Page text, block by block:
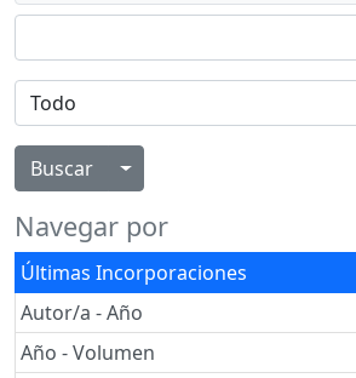
Alternar menú desplegable
Navegar por
Últimas Incorporaciones
Autor/a - Año
Año - Volumen